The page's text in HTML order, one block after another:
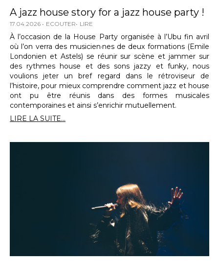
A jazz house story for a jazz house party !
17.04.2026 ECOUTER LIRE
À l’occasion de la House Party organisée à l’Ubu fin avril
où l’on verra des musicien·nes de deux formations (Emile
Londonien et Astels) se réunir sur scène et jammer sur
des rythmes house et des sons jazzy et funky, nous
voulions jeter un bref regard dans le rétroviseur de
l’histoire, pour mieux comprendre comment jazz et house
ont pu être réunis dans des formes musicales
contemporaines et ainsi s’enrichir mutuellement.
LIRE LA SUITE...